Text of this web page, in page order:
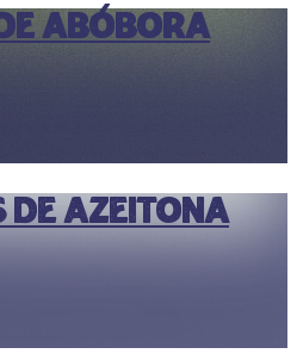
ABÓBORA
DE AZEITONA